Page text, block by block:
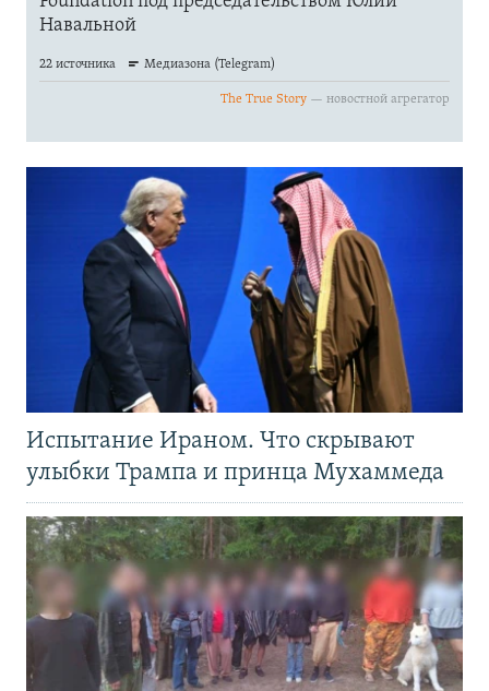
Испытание Ираном. Что скрывают
улыбки Трампа и принца Мухаммеда